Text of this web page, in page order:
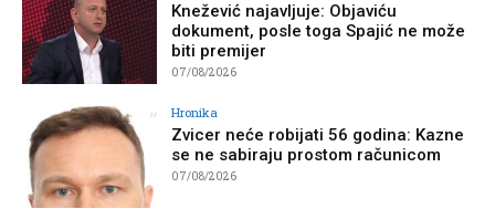
Knežević najavljuje: Objaviću
dokument, posle toga Spajić ne može
biti premijer
07/08/2026
Hronika
Zvicer neće robijati 56 godina: Kazne
se ne sabiraju prostom računicom
07/08/2026